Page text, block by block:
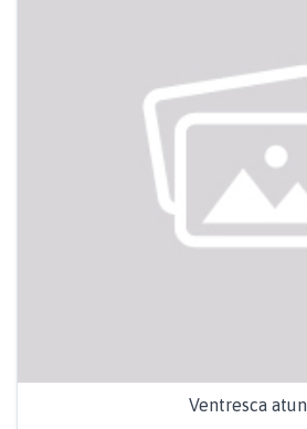
Ventresca atun